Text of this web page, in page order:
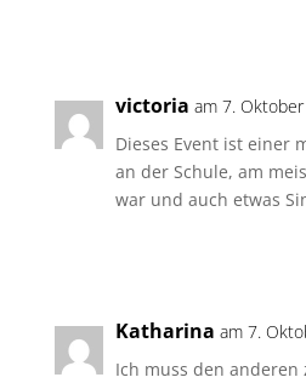
victoria am 7.
Dieses Event ist einer
an der Schule, am
war und auch etwas
Katharina am 7.
Ich muss den